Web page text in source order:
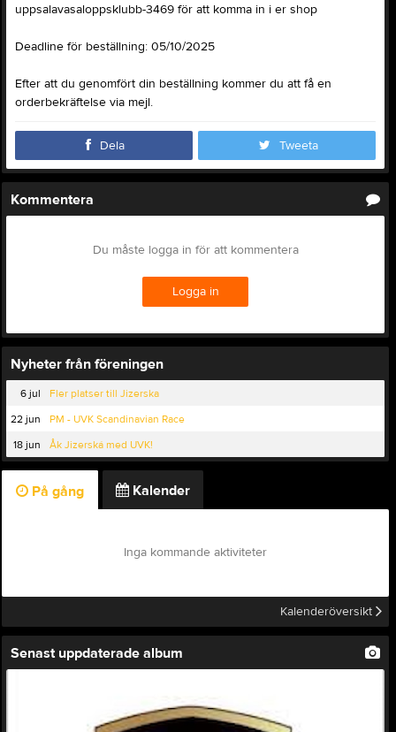
uppsalavasaloppsklubb-3469 för att komma in i er shop
Deadline för beställning: 05/10/2025
Efter att du genomfört din beställning kommer du att få en
orderbekräftelse via mejl.
Dela Tweeta
Kommentera
Du måste logga in för att kommentera
Logga in
Nyheter från föreningen
6 jul
Fler platser till Jizerska
22 jun
PM - UVK Scandinavian Race
18 jun
Åk Jizerská med UVK!
På gång Kalender
Inga kommande aktiviteter
Kalenderöversikt
Senast uppdaterade album